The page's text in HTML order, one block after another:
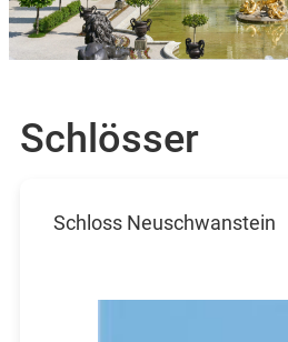
Schlösser
Schloss Neuschwanstein